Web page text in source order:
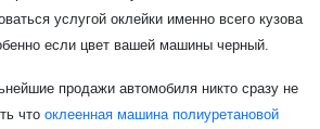
услугой оклейки именно всего кузова
если цвет вашей машины черный.
продажи автомобиля никто сразу не
что оклеенная машина полиуретановой